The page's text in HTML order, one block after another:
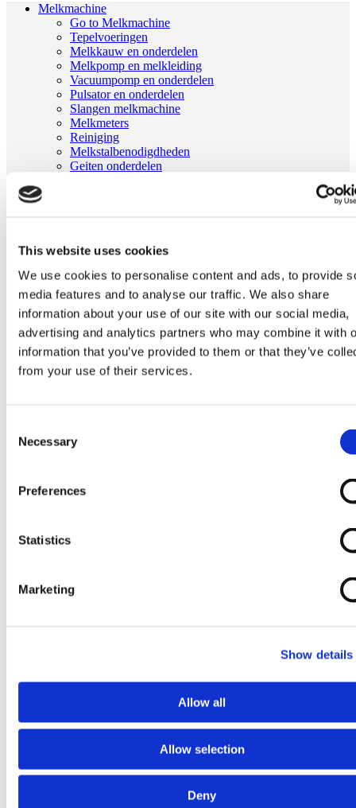
This website uses cookies
We use cookies to personalise content and ads, to provide
media features and to analyse our traffic. We also share
information about your use of our site with our social media,
advertising and analytics partners who may combine it with
information that you’ve provided to them or that they’ve
from your use of their services.
Selection
Necessary
Preferences
Statistics
Marketing
Show details
Allow all
Allow selection
Deny
Melkmachine
Go to Melkmachine
Tepelvoeringen
Melkkauw en onderdelen
Melkpomp en melkleiding
Vacuumpomp en onderdelen
Pulsator en onderdelen
Slangen melkmachine
Melkmeters
Reiniging
Melkstalbenodigdheden
Geiten onderdelen
Fullwood Merlin
Stal benodigdheden
Go to Stal benodigdheden
Koeborstel
Ambic onderdelen
Minimelkers
stalartikelen
Skelex
Membraan passend voor Duovac | Delaval 965425-80